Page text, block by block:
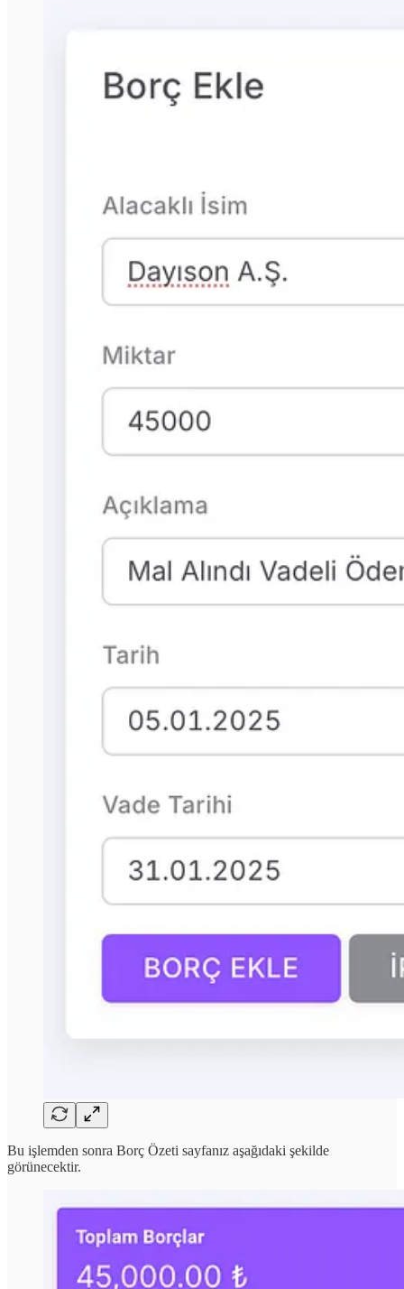
Bu işlemden sonra Borç Özeti sayfanız aşağıdaki şekilde
görünecektir.